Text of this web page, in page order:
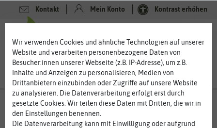
Kontakt Mein Konto Kontrast erhöhen
Wir verwenden Cookies und ähnliche Technologien auf unserer
Website und verarbeiten personenbezogene Daten von
Besucher:innen unserer Webseite (z.B. IP-Adresse), um z.B.
Inhalte und Anzeigen zu personalisieren, Medien von
Drittanbietern einzubinden oder Zugriffe auf unsere Website
zu analysieren. Die Datenverarbeitung erfolgt erst durch
gesetzte Cookies. Wir teilen diese Daten mit Dritten, die wir in
den Einstellungen benennen.
Die Datenverarbeitung kann mit Einwilligung oder aufgrund